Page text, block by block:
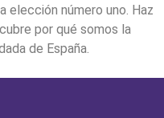
elección número uno. Haz
por qué somos la
de España.